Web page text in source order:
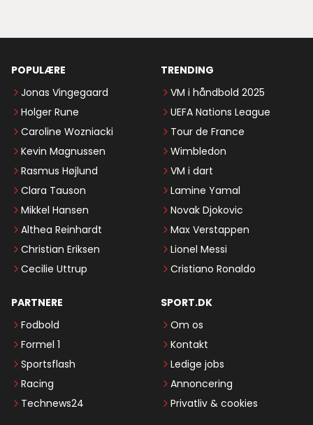
POPULÆRE
Jonas Vingegaard
Holger Rune
Caroline Wozniacki
Kevin Magnussen
Rasmus Højlund
Clara Tauson
Mikkel Hansen
Althea Reinhardt
Christian Eriksen
Cecilie Uttrup
TRENDING
VM i håndbold 2025
UEFA Nations League
Tour de France
Wimbledon
VM i dart
Lamine Yamal
Novak Djokovic
Max Verstappen
Lionel Messi
Cristiano Ronaldo
PARTNERE
Fodbold
Formel 1
Sportsflash
Racing
Technews24
SPORT.DK
Om os
Kontakt
Ledige jobs
Annoncering
Privatliv & cookies